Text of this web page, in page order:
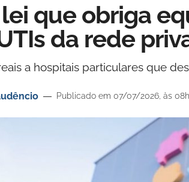
que obriga
da rede
a hospitais particulares que
Publicado em 07/07/2026, às